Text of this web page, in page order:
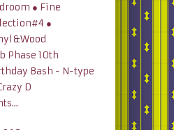
● Fine
●
Phase 10th
Bash - N-type
D